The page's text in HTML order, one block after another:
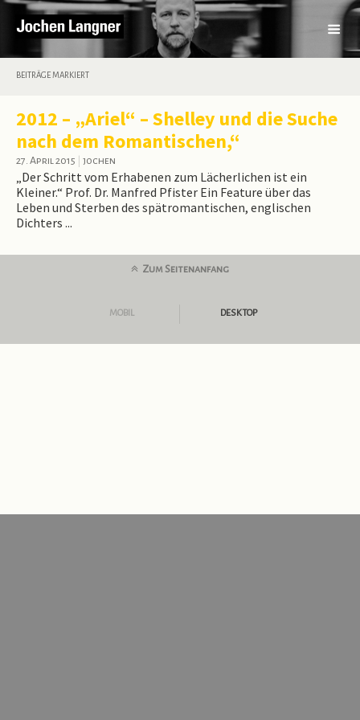
BEITRÄGE MARKIERT
2012 – „Ariel“ – Shelley und die Suche
nach dem Romantischen,“
27. April 2015 jochen
„Der Schritt vom Erhabenen zum Lächerlichen ist ein
Kleiner.“ Prof. Dr. Manfred Pfister Ein Feature über das
Leben und Sterben des spätromantischen, englischen
Dichters ...
Zum Seitenanfang
MOBIL DESKTOP